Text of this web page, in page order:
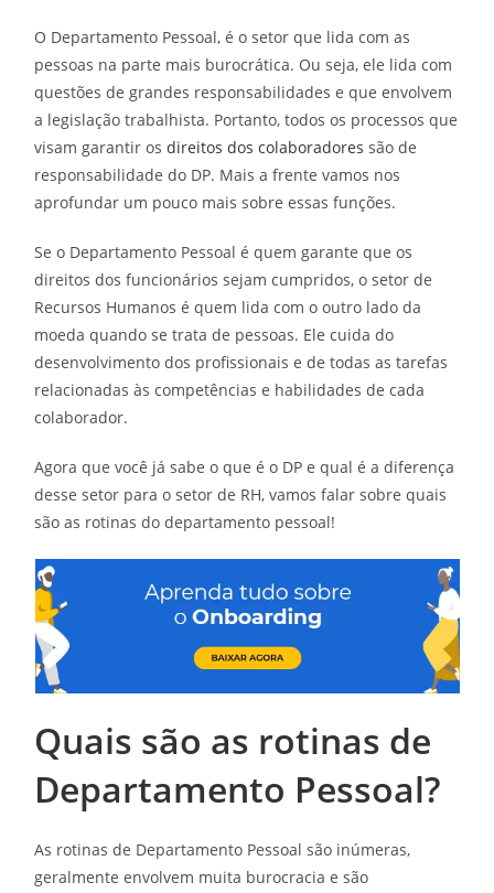
O Departamento Pessoal, é o setor que lida com as
pessoas na parte mais burocrática. Ou seja, ele lida com
questões de grandes responsabilidades e que envolvem
a legislação trabalhista. Portanto, todos os processos que
visam garantir osdireitos dos colaboradores são de
responsabilidade do DP. Mais a frente vamos nos
aprofundar um pouco mais sobre essas funções.
Se o Departamento Pessoal é quem garante que os
direitos dos funcionários sejam cumpridos, o setor de
Recursos Humanos é quem lida com o outro lado da
moeda quando se trata de pessoas. Ele cuida do
desenvolvimento dos profissionais e de todas as tarefas
relacionadas às competências e habilidades de cada
colaborador.
Agora que você já sabe o que é o DP e qual é a diferença
desse setor para o setor de RH, vamos falar sobre quais
são as rotinas do departamento pessoal!
Quais são as rotinas de
Departamento Pessoal?
As rotinas de Departamento Pessoal são inúmeras,
geralmente envolvem muita burocracia e são